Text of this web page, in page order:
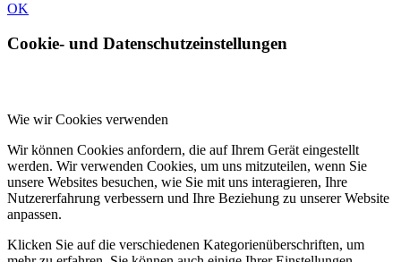
OK
Cookie- und Datenschutzeinstellungen
Wie wir Cookies verwenden
Wir können Cookies anfordern, die auf Ihrem Gerät eingestellt
werden. Wir verwenden Cookies, um uns mitzuteilen, wenn Sie
unsere Websites besuchen, wie Sie mit uns interagieren, Ihre
Nutzererfahrung verbessern und Ihre Beziehung zu unserer Website
anpassen.
Klicken Sie auf die verschiedenen Kategorienüberschriften, um